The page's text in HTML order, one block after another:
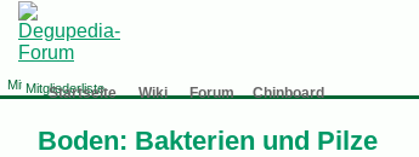
Mitgliederliste
Startseite Wiki Forum Chinboard
Boden: Bakterien und Pilze